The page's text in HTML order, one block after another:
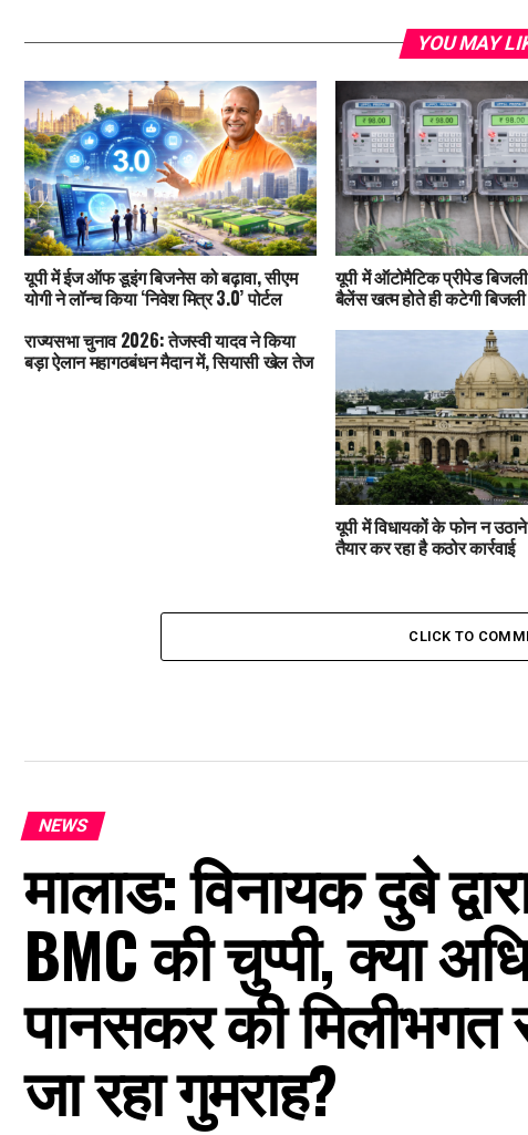
YOU MAY
यूपी में ईज ऑफ डूइंग बिजनेस को बढ़ावा, सीएम
योगी ने लॉन्च किया ‘निवेश मित्र 3.0’ पोर्टल
यूपी में ऑटोमैटिक प्रीपेड
बैलेंस खत्म होते ही कटेगी बिजली
राज्यसभा चुनाव 2026: तेजस्वी यादव ने किया
बड़ा ऐलान महागठबंधन मैदान में, सियासी खेल तेज
यूपी में विधायकों के फोन न
तैयार कर रहा है कठोर कार्रवाई
CLICK TO
NEWS
मालाड: विनायक दुबे
BMC की चुप्पी, क्या
पानसकर की मिलीभगत
जा रहा गुमराह?